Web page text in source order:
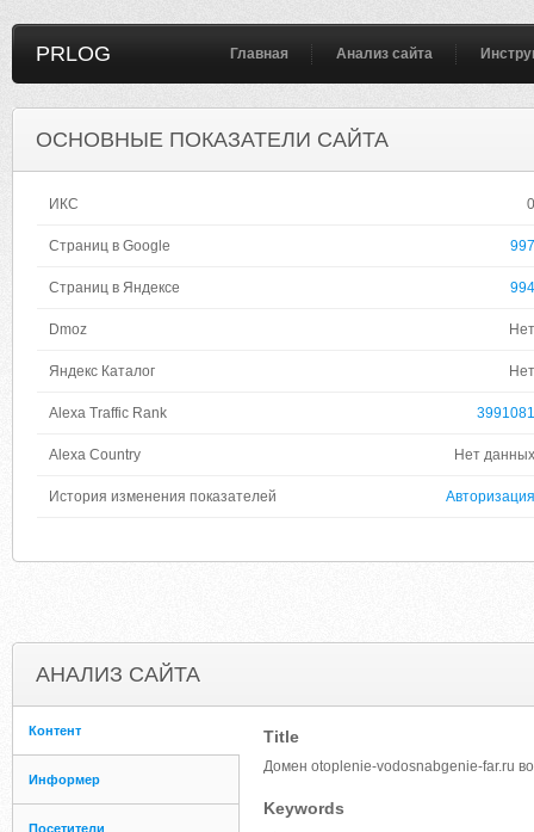
PRLOG Главная Анализ сайта
ОСНОВНЫЕ ПОКАЗАТЕЛИ САЙТА
ИКС 0
Страниц в Google 997
Страниц в Яндексе 994
Dmoz Нет
Яндекс Каталог Нет
Alexa Traffic Rank 3991081
Alexa Country Нет данных
История изменения показателей Авторизация
АНАЛИЗ САЙТА
Контент
Информер
Посетители
Title
Домен otoplenie-vodosnabgenie-far.ru
Keywords